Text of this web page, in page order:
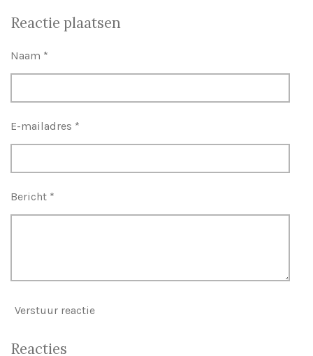
0
s
r
r
e
e
n
e e e
e
e
l
a
r
e
Reactie plaatsen
Naam *
E-mailadres *
Bericht *
Verstuur reactie
Reacties